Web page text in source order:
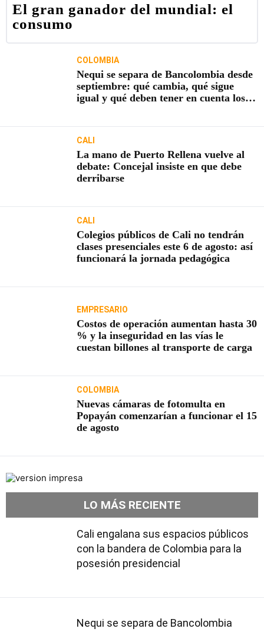
El gran ganador del mundial: el
consumo
COLOMBIA
Nequi se separa de Bancolombia desde
septiembre: qué cambia, qué sigue
igual y qué deben tener en cuenta los
CALI
La mano de Puerto Rellena vuelve al
debate: Concejal insiste en que debe
derribarse
CALI
Colegios públicos de Cali no tendrán
clases presenciales este 6 de agosto: así
funcionará la jornada pedagógica
EMPRESARIO
Costos de operación aumentan hasta 30
% y la inseguridad en las vías le
cuestan billones al transporte de carga
COLOMBIA
Nuevas cámaras de fotomulta en
Popayán comenzarían a funcionar el 15
de agosto
LO MÁS RECIENTE
Cali engalana sus espacios públicos
con la bandera de Colombia para la
posesión presidencial
Nequi se separa de Bancolombia